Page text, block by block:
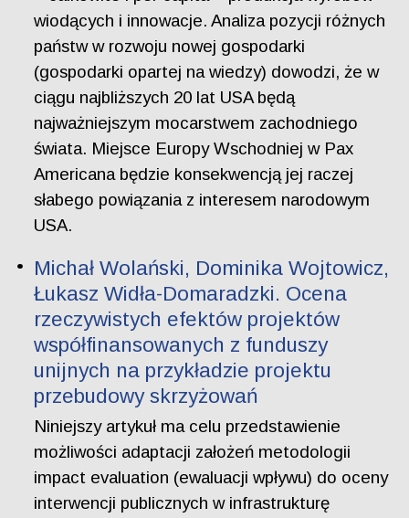
wiodących i innowacje. Analiza pozycji różnych
państw w rozwoju nowej gospodarki
(gospodarki opartej na wiedzy) dowodzi, że w
ciągu najbliższych 20 lat USA będą
najważniejszym mocarstwem zachodniego
świata. Miejsce Europy Wschodniej w Pax
Americana będzie konsekwencją jej raczej
słabego powiązania z interesem narodowym
USA.
Michał Wolański, Dominika Wojtowicz,
Łukasz Widła-Domaradzki. Ocena
rzeczywistych efektów projektów
współfinansowanych z funduszy
unijnych na przykładzie projektu
przebudowy skrzyżowań
Niniejszy artykuł ma celu przedstawienie
możliwości adaptacji założeń metodologii
impact evaluation (ewaluacji wpływu) do oceny
interwencji publicznych w infrastrukturę